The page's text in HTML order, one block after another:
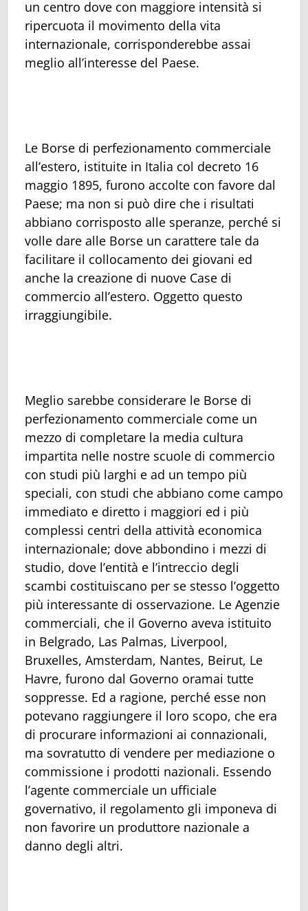
un centro dove con maggiore intensità si
ripercuota il movimento della vita
internazionale, corrisponderebbe assai
meglio all’interesse del Paese.
Le Borse di perfezionamento commerciale
all’estero, istituite in Italia col decreto 16
maggio 1895, furono accolte con favore dal
Paese; ma non si può dire che i risultati
abbiano corrisposto alle speranze, perché si
volle dare alle Borse un carattere tale da
facilitare il collocamento dei giovani ed
anche la creazione di nuove Case di
commercio all’estero. Oggetto questo
irraggiungibile.
Meglio sarebbe considerare le Borse di
perfezionamento commerciale come un
mezzo di completare la media cultura
impartita nelle nostre scuole di commercio
con studi più larghi e ad un tempo più
speciali, con studi che abbiano come campo
immediato e diretto i maggiori ed i più
complessi centri della attività economica
internazionale; dove abbondino i mezzi di
studio, dove l’entità e l’intreccio degli
scambi costituiscano per se stesso l’oggetto
più interessante di osservazione. Le Agenzie
commerciali, che il Governo aveva istituito
in Belgrado, Las Palmas, Liverpool,
Bruxelles, Amsterdam, Nantes, Beirut, Le
Havre, furono dal Governo oramai tutte
soppresse. Ed a ragione, perché esse non
potevano raggiungere il loro scopo, che era
di procurare informazioni ai connazionali,
ma sovratutto di vendere per mediazione o
commissione i prodotti nazionali. Essendo
l’agente commerciale un ufficiale
governativo, il regolamento gli imponeva di
non favorire un produttore nazionale a
danno degli altri.